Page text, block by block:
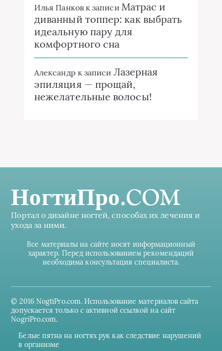
Илья Панковк записи Матрас и
диванный топпер: как выбрать
идеальную пару для
комфортного сна
Александр к записи Лазерная
эпиляция — прощай,
нежелательные волосы!
НогтиПро.COM
Портал о дизайне ногтей, способах их лечения и
ухода за ними.
Все материалы на сайте носят информационный
характер. Перед использованием рекомендаций
необходима консультация специалиста.
© 2016 NogtiPro.com. Использование материалов сайта
допускается только с активной ссылкой на сайт
NogriPro.com.
Белые пятна на ногтях рук как следствие нарушений
в организме